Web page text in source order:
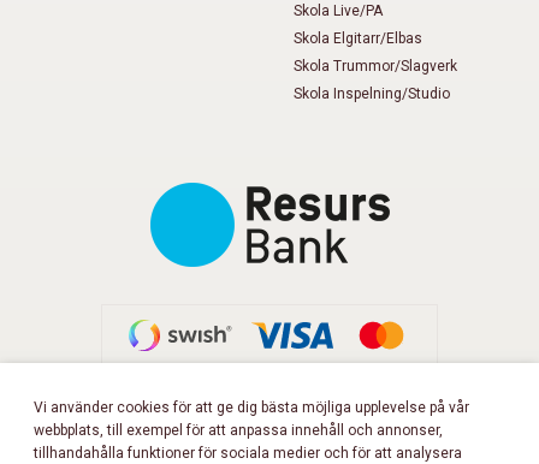
Skola Live/PA
Skola Elgitarr/Elbas
Skola Trummor/Slagverk
Skola Inspelning/Studio
FÖLJ OSS PÅ FACEBOOK!
Vi använder cookies för att ge dig bästa möjliga upplevelse på vår
webbplats, till exempel för att anpassa innehåll och annonser,
tillhandahålla funktioner för sociala medier och för att analysera